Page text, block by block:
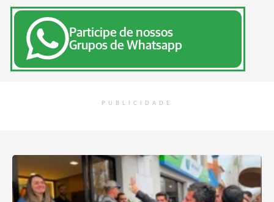
Participe de nossos
Grupos de Whatsapp
PUBLICIDADE